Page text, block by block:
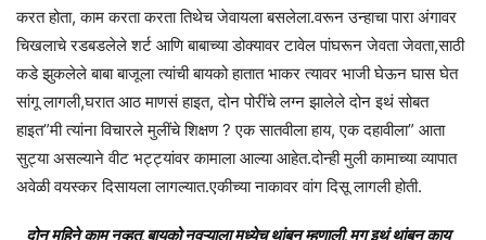
करत होता, काम करता करता तिथेच जेवायला बसलेला.वरून उन्हाचा पारा अंगावर
चिखलाचे रडबडलेले शर्ट आणि बाबाच्या डोक्यावर टावेल पांघरून जेवता जेवता,साठी
कडे झुकलेले बाबा बाजूला त्यांची बायको हातात भाकर त्यावर भाजी घेऊन घास घेत
सांगू लागली,घरात आठ माणसं हाइत, दोन पोरींचे लग्न झालेले दोन इथं सोबत
हाइत”मी त्यांना विचारले मुलींचे शिक्षण ? एक सातवीला हाय, एक दहावीला” आता
सुट्या असल्याने वीट भट्ट्यांवर कामाला आल्या आहेत.दोन्ही मुली कामाच्या व्यापात
अवेळी वयस्कर दिसायला लागल्यात.एकीच्या नाकावर वांग दिसू लागली होती.
दोन महिने काम नव्हत,बायको नवऱ्याला मध्येच थांबून म्हणाली,मग इथं थांबून काय